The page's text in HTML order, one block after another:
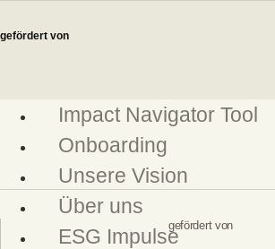
Inhalt
gefördert von
Impact Navigator Tool
Onboarding
Unsere Vision
Über uns
ESG Impulsegefördert von